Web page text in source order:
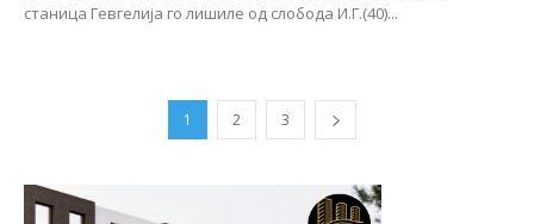
станица Гевгелија го лишиле од слобода И.Г.(40)...
1 2 3